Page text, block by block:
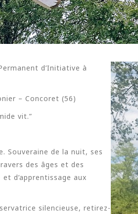
d’Initiative à
– Concoret (56)
vit.”
Souveraine de la nuit, ses
des âges et des
d’apprentissage aux
silencieuse, retirez-